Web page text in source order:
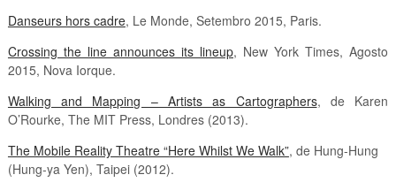
Danseurs hors cadre, Le Monde, Setembro 2015, Paris.
Crossing the line announces its lineup, New York Times, Agosto
2015, Nova Iorque.
Walking and Mapping – Artists as Cartographers, de Karen
O’Rourke, The MIT Press, Londres (2013).
The Mobile Reality Theatre “Here Whilst We Walk”, de Hung-Hung
(Hung-ya Yen), Taipei (2012).